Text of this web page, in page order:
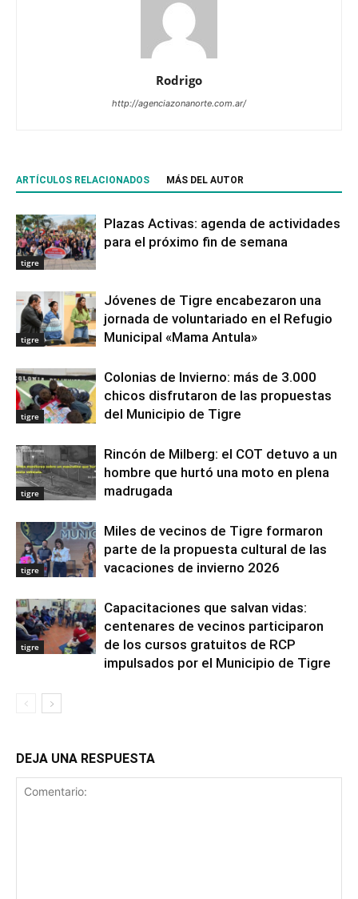
Rodrigo
http://agenciazonanorte.com.ar/
ARTÍCULOS RELACIONADOS MÁS DEL AUTOR
tigre
Plazas Activas: agenda de actividades
para el próximo fin de semana
tigre
Jóvenes de Tigre encabezaron una
jornada de voluntariado en el Refugio
Municipal «Mama Antula»
tigre
Colonias de Invierno: más de 3.000
chicos disfrutaron de las propuestas
del Municipio de Tigre
tigre
Rincón de Milberg: el COT detuvo a un
hombre que hurtó una moto en plena
madrugada
tigre
Miles de vecinos de Tigre formaron
parte de la propuesta cultural de las
vacaciones de invierno 2026
tigre
Capacitaciones que salvan vidas:
centenares de vecinos participaron
de los cursos gratuitos de RCP
impulsados por el Municipio de Tigre
DEJA UNA RESPUESTA